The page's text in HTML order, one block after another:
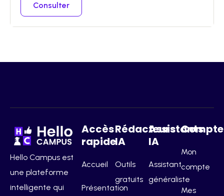
Consulter
Hello Campus est
une plateforme
intelligente qui
Accès
rapide
Accueil
Présentation
Rédacteurs
IA
Outils
gratuits
Assistants
IA
Assistant
généraliste
Compte
Mon
compte
Mes